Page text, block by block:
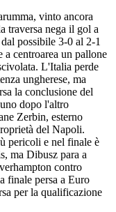
vinto ancora
traversa nega il gol a
possibile 3-0 al 2-1
a centroarea un pallone
L'Italia perde
ungherese, ma
la conclusione del
dopo l'altro
Zerbin, esterno
del Napoli.
pericoli e nel finale è
ma Dibusz para a
contro
finale persa a Euro
per la qualificazione